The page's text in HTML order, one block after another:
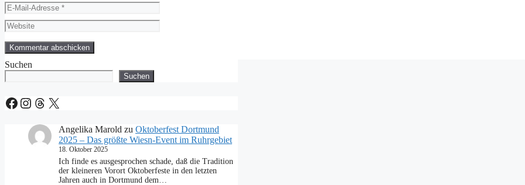
E-
Mail-
Adresse
Website
Suchen
Suchen
Facebook
Instagram
Threads
X
Angelika Marold zu Oktoberfest Dortmund
2025 – Das größte Wiesn-Event im Ruhrgebiet
18. Oktober 2025
Ich finde es ausgesprochen schade, daß die Tradition
der kleineren Vorort Oktoberfeste in den letzten
Jahren auch in Dortmund dem…